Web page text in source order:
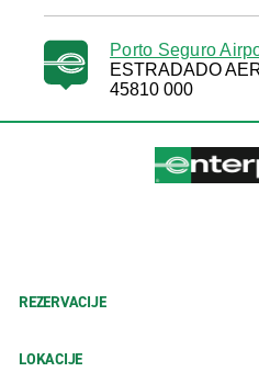
Porto Seguro
ESTRADADO
45810 000
REZERVACIJE
LOKACIJE